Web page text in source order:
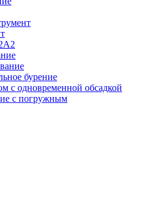
бурение
с одновременной обсадкой
с погружным